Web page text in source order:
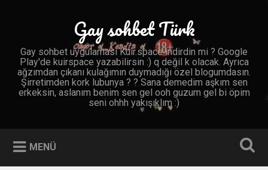
Gay sohbet Türk
Gay sohbet uygulaması Kuir.space indirdin mi ? Google
Play'de kuirspace yazabilirsin :) q değil k olacak. Ayrıca
ağzımdan çıkanı kulağımın duymadığı özel blogumdasın.
Şirretimden kork lubunya ? ? Sana demedim aşkım sen
erkeksin, aslanım benim sen gel ooh guzum gel bi öpim
seni ohhh yakışıklım :)
MENÜ